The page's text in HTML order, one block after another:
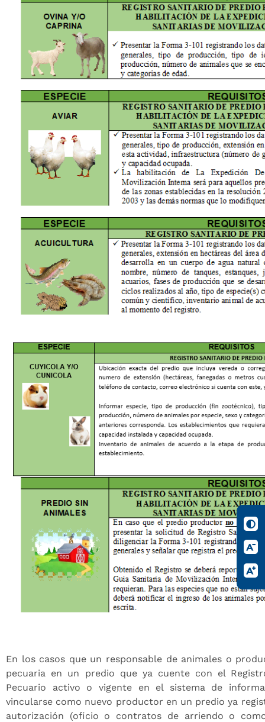
En los casos que un responsable de animales o
pecuaria en un predio que ya cuente con el
Pecuario activo o vigente en el sistema de
vincularse como nuevo productor en un predio ya
autorización (oficio o contratos de arriendo o